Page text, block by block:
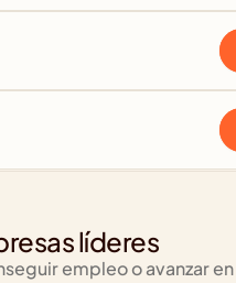
líderes
empleo o avanzar